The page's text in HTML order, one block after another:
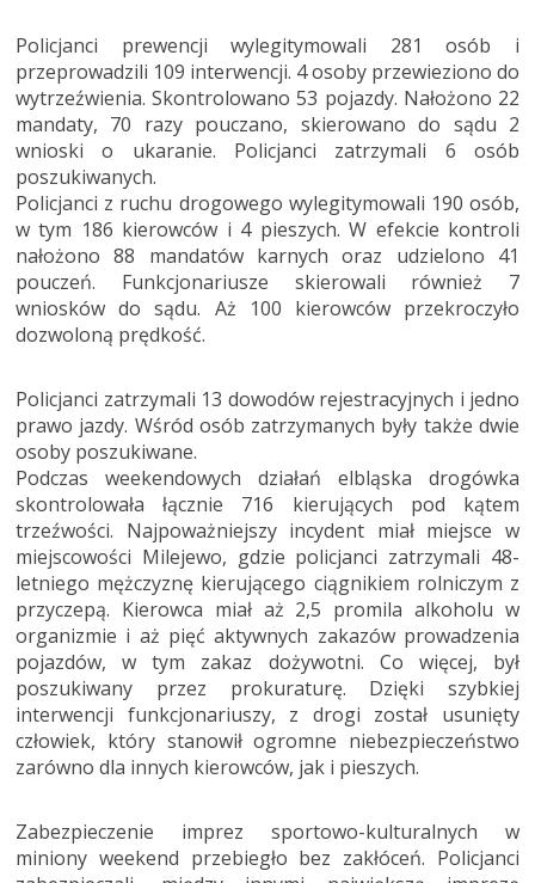
Policjanci prewencji wylegitymowali 281 osób i
przeprowadzili 109 interwencji. 4 osoby przewieziono do
wytrzeźwienia. Skontrolowano 53 pojazdy. Nałożono 22
mandaty, 70 razy pouczano, skierowano do sądu 2
wnioski o ukaranie. Policjanci zatrzymali 6 osób
poszukiwanych.
Policjanci z ruchu drogowego wylegitymowali 190 osób,
w tym 186 kierowców i 4 pieszych. W efekcie kontroli
nałożono 88 mandatów karnych oraz udzielono 41
pouczeń. Funkcjonariusze skierowali również 7
wniosków do sądu. Aż 100 kierowców przekroczyło
dozwoloną prędkość.
Policjanci zatrzymali 13 dowodów rejestracyjnych i jedno
prawo jazdy. Wśród osób zatrzymanych były także dwie
osoby poszukiwane.
Podczas weekendowych działań elbląska drogówka
skontrolowała łącznie 716 kierujących pod kątem
trzeźwości. Najpoważniejszy incydent miał miejsce w
miejscowości Milejewo, gdzie policjanci zatrzymali 48-
letniego mężczyznę kierującego ciągnikiem rolniczym z
przyczepą. Kierowca miał aż 2,5 promila alkoholu w
organizmie i aż pięć aktywnych zakazów prowadzenia
pojazdów, w tym zakaz dożywotni. Co więcej, był
poszukiwany przez prokuraturę. Dzięki szybkiej
interwencji funkcjonariuszy, z drogi został usunięty
człowiek, który stanowił ogromne niebezpieczeństwo
zarówno dla innych kierowców, jak i pieszych.
Zabezpieczenie imprez sportowo-kulturalnych w
miniony weekend przebiegło bez zakłóceń. Policjanci